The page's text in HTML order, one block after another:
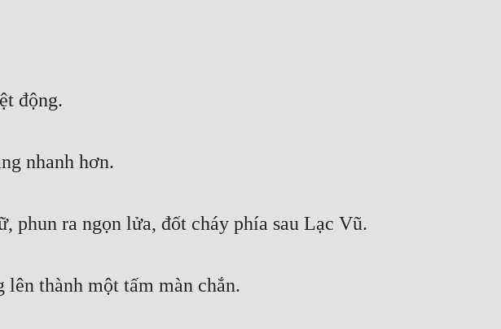
động.
nhanh hơn.
phun ra ngọn lửa, đốt cháy phía sau Lạc Vũ.
thành một tấm màn chắn.